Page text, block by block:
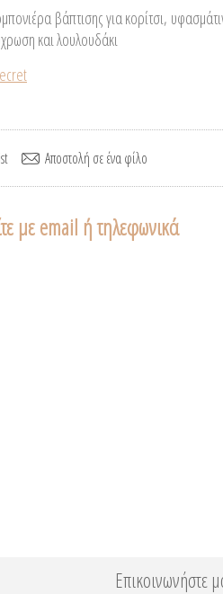
βάπτισης για κορίτσι,
και λουλουδάκι
με email ή τηλεφωνικά
Επικοινωνήστε